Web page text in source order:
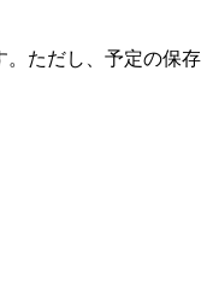
。ただし、予定の保存